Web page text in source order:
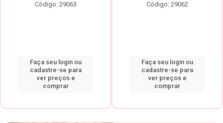
Código: 29063
Faça seu login ou
cadastre-se para
ver preços e
comprar
Código: 29062
Faça seu login ou
cadastre-se para
ver preços e
comprar